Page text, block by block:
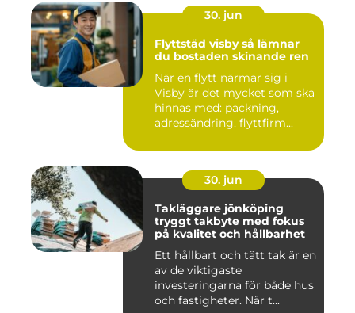
30. jun
Flyttstäd visby så lämnar
du bostaden skinande ren
När en flytt närmar sig i
Visby är det mycket som ska
hinnas med: packning,
adressändring, flyttfirm...
30. jun
Takläggare jönköping
tryggt takbyte med fokus
på kvalitet och hållbarhet
Ett hållbart och tätt tak är en
av de viktigaste
investeringarna för både hus
och fastigheter. När t...